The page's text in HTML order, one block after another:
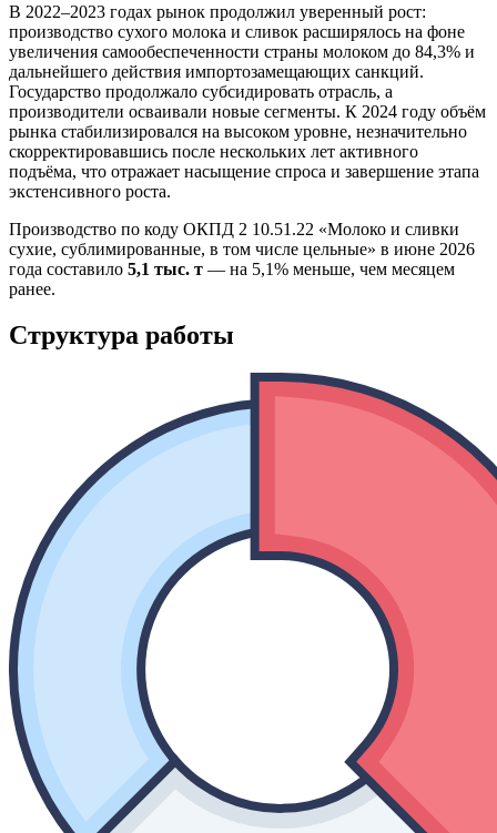
В 2022–2023 годах рынок продолжил уверенный рост:
производство сухого молока и сливок расширялось на фоне
увеличения самообеспеченности страны молоком до 84,3% и
дальнейшего действия импортозамещающих санкций.
Государство продолжало субсидировать отрасль, а
производители осваивали новые сегменты. К 2024 году объём
рынка стабилизировался на высоком уровне, незначительно
скорректировавшись после нескольких лет активного
подъёма, что отражает насыщение спроса и завершение этапа
экстенсивного роста.
Производство по коду ОКПД 2 10.51.22 «Молоко и сливки
сухие, сублимированные, в том числе цельные» в июне 2026
года составило 5,1 тыс. т — на 5,1% меньше, чем месяцем
ранее.
Структура работы